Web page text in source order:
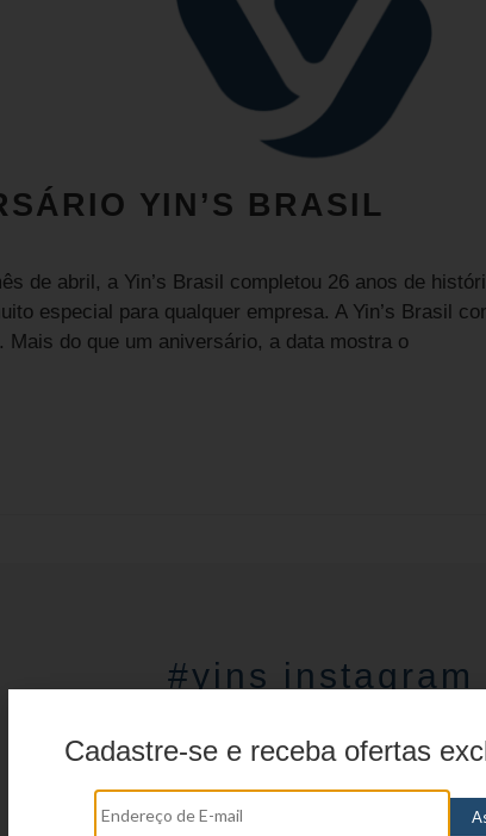
YIN’S BRASIL
de abril, a Yin’s Brasil completou 26 anos de
especial para qualquer empresa. A Yin’s Brasil
Mais do que um aniversário, a data mostra o
#yins instagram
Cadastre-se e receba ofertas